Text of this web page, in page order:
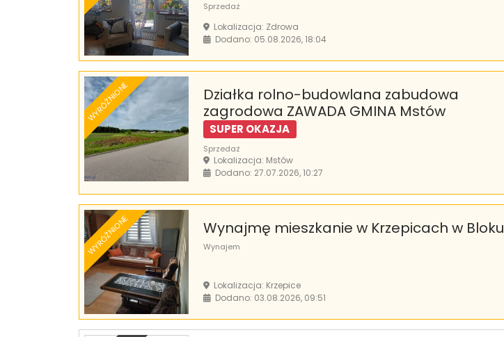
Sprzedaż
Lokalizacja: Zdrowa
Dodano: 05.08.2026, 18:04
WYRÓŻNIONE
Działka rolno-budowlana zabudowa
zagrodowa ZAWADA GMINA Mstów
SUPER OKAZJA
Sprzedaż
Lokalizacja: Mstów
Dodano: 27.07.2026, 10:27
WYRÓŻNIONE Wynajmę mieszkanie w Krzepicach w Bloku
Wynajem
Lokalizacja: Krzepice
Dodano: 03.08.2026, 09:51